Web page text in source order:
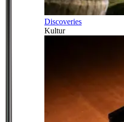
Discoveries
Kultur